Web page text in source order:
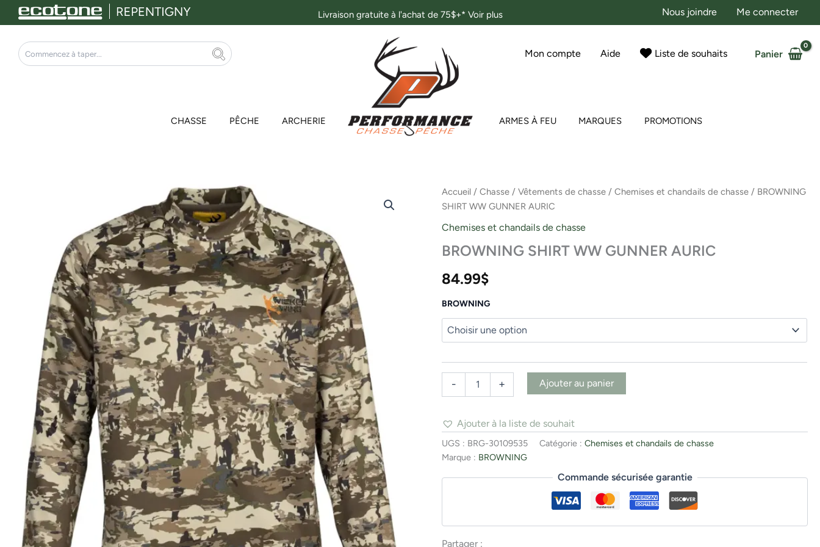
Aller
au
contenu
Livraison gratuite à l'achat de 75$+* Voir plus Nous joindre Me connecter
Rechercher
Mon compte Aide Liste de souhaits Panier
CHASSE PÊCHE ARCHERIE ARMES À FEU MARQUES PROMOTIONS
Accueil /Chasse /Vêtements de chasse /Chemises et chandails de chasse / BROWNING
SHIRT WW GUNNER AURIC
Chemises et chandails de chasse
BROWNING SHIRT WW GUNNER AURIC
84.99$
BROWNING
-
quantité
de
SHIRT
GUNNER
+ Ajouter au panier
Ajouter à la liste de souhait
UGS : BRG-30109535 Catégorie :Chemises et chandails de chasse
Marque : BROWNING
Commande sécurisée garantie
Partager :